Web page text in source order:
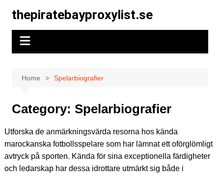
content
thepiratebayproxylist.se
Home Spelarbiografier
Category: Spelarbiografier
Utforska de anmärkningsvärda resorna hos kända
marockanska fotbollsspelare som har lämnat ett oförglömligt
avtryck på sporten. Kända för sina exceptionella färdigheter
och ledarskap har dessa idrottare utmärkt sig både i